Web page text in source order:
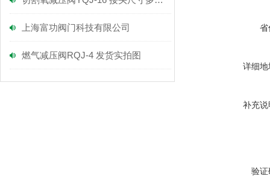
上海富功阀门科技有限公司
燃气减压阀RQJ-4 发货实拍图
省
详细地
补充说
验证